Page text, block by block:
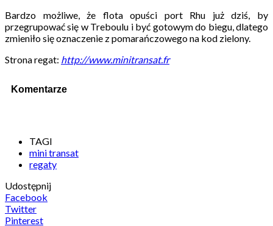
Bardzo możliwe, że flota opuści port Rhu już dziś, by
przegrupować się w Treboulu i być gotowym do biegu, dlatego
zmieniło się oznaczenie z pomarańczowego na kod zielony.
Strona regat: http://www.minitransat.fr
Komentarze
TAGI
mini transat
regaty
Udostępnij
Facebook
Twitter
Pinterest